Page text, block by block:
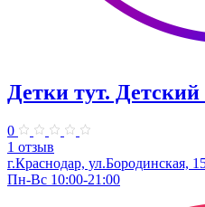
Детки тут. Детский
0
1 отзыв
г.Краснодар, ул.​Бородинская,
Пн-Вс 10:00-21:00